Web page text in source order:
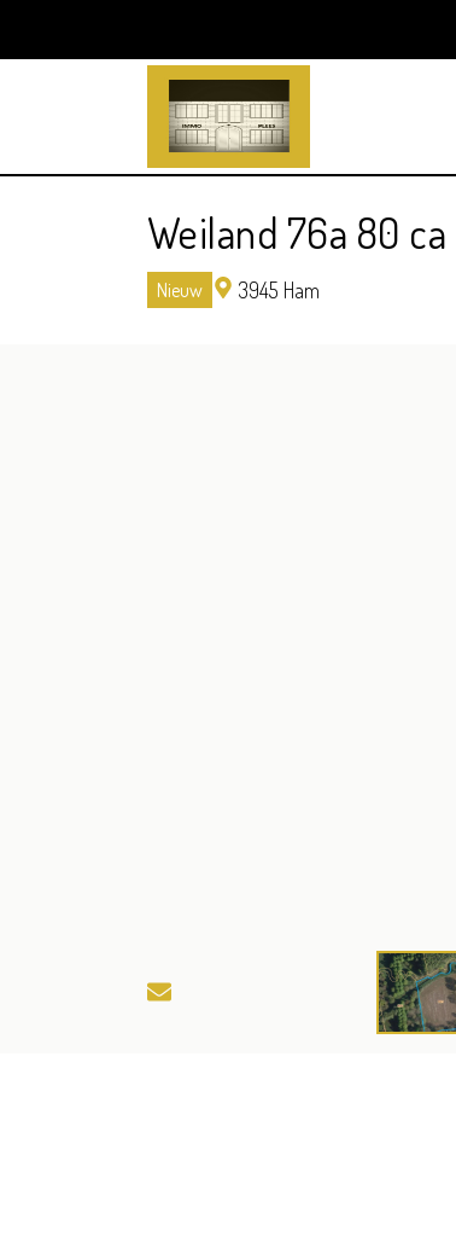
Weiland 76a 80 ca
Nieuw 3945 Ham